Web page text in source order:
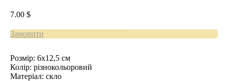
7.00 $
Замовити
Розмір: 6x12,5 см
Колір: різнокольоровий
Матеріал: скло